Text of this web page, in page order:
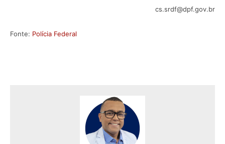
cs.srdf@dpf.gov.br
Fonte: Polícia Federal